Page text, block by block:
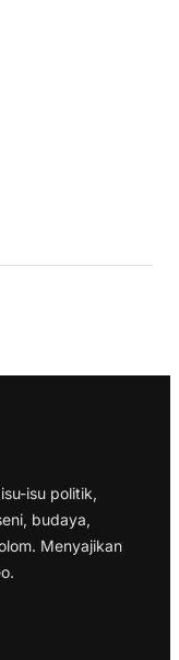
isu politik,
budaya,
Menyajikan